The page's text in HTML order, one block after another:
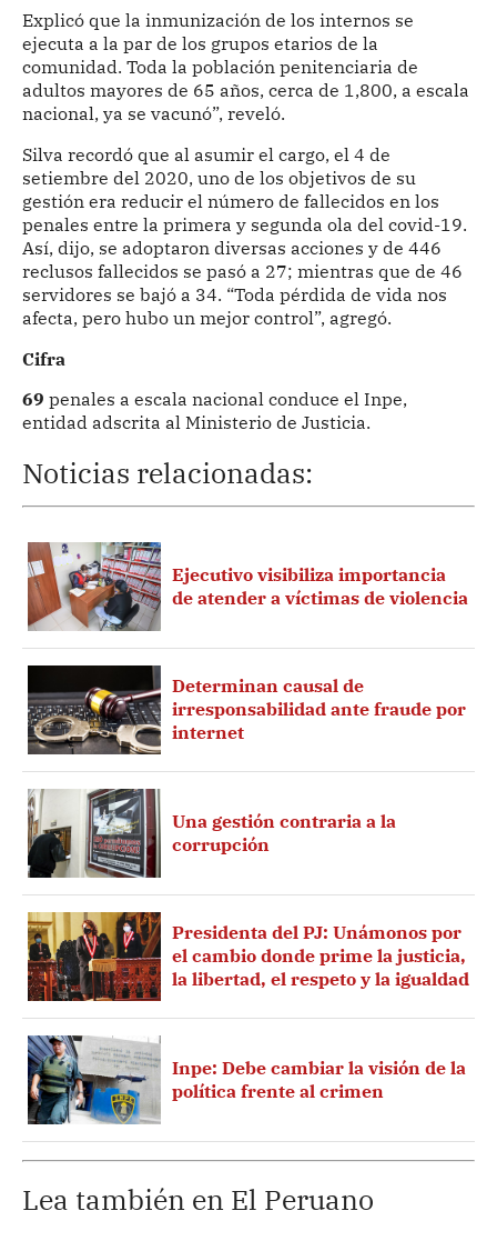
Explicó que la inmunización de los internos se
ejecuta a la par de los grupos etarios de la
comunidad. Toda la población penitenciaria de
adultos mayores de 65 años, cerca de 1,800, a escala
nacional, ya se vacunó”, reveló.
Silva recordó que al asumir el cargo, el 4 de
setiembre del 2020, uno de los objetivos de su
gestión era reducir el número de fallecidos en los
penales entre la primera y segunda ola del covid-19.
Así, dijo, se adoptaron diversas acciones y de 446
reclusos fallecidos se pasó a 27; mientras que de 46
servidores se bajó a 34. “Toda pérdida de vida nos
afecta, pero hubo un mejor control”, agregó.
Cifra
69 penales a escala nacional conduce el Inpe,
entidad adscrita al Ministerio de Justicia.
Noticias relacionadas:
Ejecutivo visibiliza importancia
de atender a víctimas de violencia
Determinan causal de
irresponsabilidad ante fraude por
internet
Una gestión contraria a la
corrupción
Presidenta del PJ: Unámonos por
el cambio donde prime la justicia,
la libertad, el respeto y la igualdad
Inpe: Debe cambiar la visión de la
política frente al crimen
Lea también en El Peruano